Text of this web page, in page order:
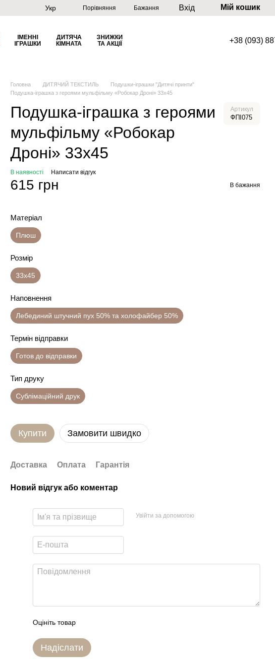
Укр Порівняння Бажання Вхід Мій кошик
ІМЕННІ
ІГРАШКИ
ДИТЯЧА
КІМНАТА
ЗНИЖКИ
ТА АКЦІЇ
+38 (093)
Головна ДИТЯЧИЙ ТЕКСТИЛЬ
Подушки-іграшки "Дитячі принти"
Подушка-іграшка з героями мульфільму «Робокар Дроні» 33х45
Подушка-іграшка з героями
мульфільму «Робокар
Дроні» 33х45
Артикул
ФПІ075
В наявності Написати відгук
615 грн В бажання
Матеріал
Плюш
Розмір
33х45
Наповнення
Лебединий штучний пух 50% та холофайбер 50%
Термін відправки
Готов до відправки
Тип друку
Сублімаційний друк
Купити Замовити швидко
Доставка Оплата Гарантія
Новий відгук або коментар
Увійти за допомогою
Оцініть товар
Надіслати